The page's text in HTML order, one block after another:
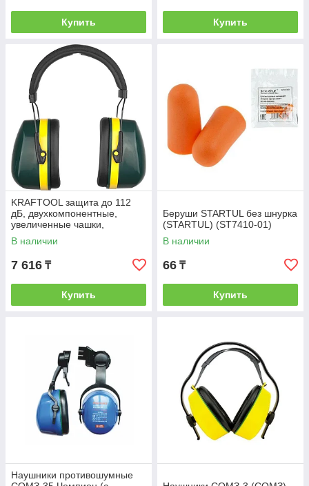
Купить Купить
KRAFTOOL защита до 112
дБ, двухкомпонентные,
увеличенные чашки,
защитные наушники с мягким
оголовьем (11360)
В наличии
7 616 ₸
Купить
Беруши STARTUL без шнурка
(STARTUL) (ST7410-01)
В наличии
66 ₸
Купить
Наушники противошумные